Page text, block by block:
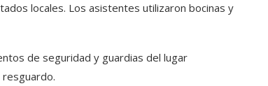
locales. Los asistentes utilizaron bocinas y
de seguridad y guardias del lugar